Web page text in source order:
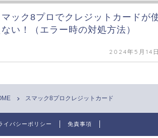
マック8プロでクレジットカードが
ない！（エラー時の対処方法）
2024年5月14
スマック8プロクレジットカード
イバシーポリシー 免責事項